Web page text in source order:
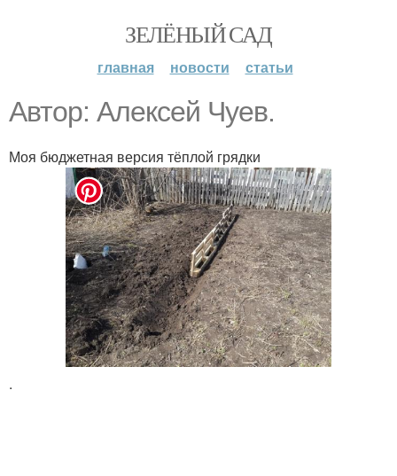
ЗЕЛЁНЫЙ САД
главная новости статьи
Автор: Алексей Чуев.
Моя бюджетная версия тёплой грядки
.